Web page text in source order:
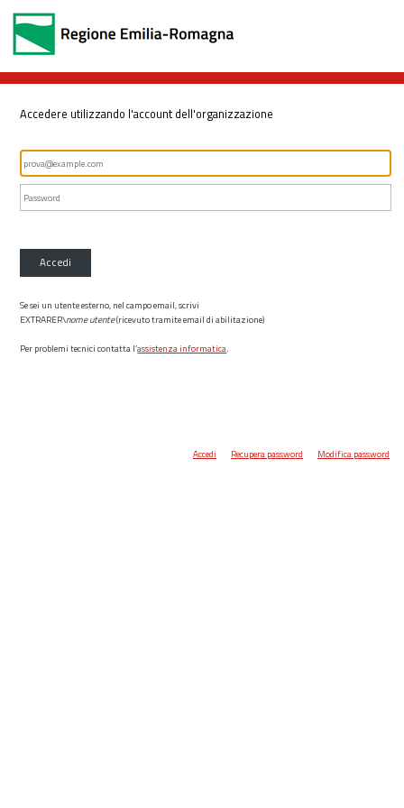
Accedere utilizzando l'account dell'organizzazione
Accedi
Se sei un utente esterno, nel campo email, scrivi
EXTRARER\nome utente(ricevuto tramite email di abilitazione)
Per problemi tecnici contatta l’assistenza informatica.
Accedi Recupera password Modifica password